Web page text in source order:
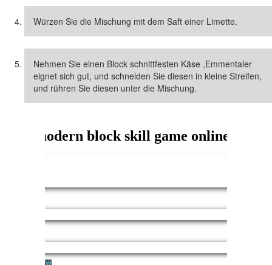
Würzen Sie die Mischung mit dem Saft einer Limette.
Nehmen Sie einen Block schnittfesten Käse ,Emmentaler
eignet sich gut, und schneiden Sie diesen in kleine Streifen,
und rühren Sie diesen unter die Mischung.